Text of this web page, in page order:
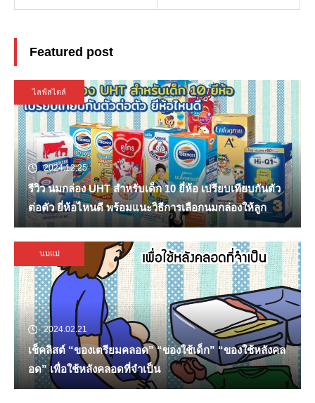
Featured post
ไลฟ์สไตล์
2024.12.25
รีวิว นมกล่อง UHT สำหรับเด็ก 10 ยี่ห้อ เปรียบเทียบกันตัว
ต่อตัว ยี่ห้อไหนดี พร้อมแนะวิธีการเลือกนมกล่องให้ลูก
นมแม่
2024.02.21
เช็คลิสต์ “ของเตรียมคลอด” “ของใช้เด็ก” “ของใช้หลังคล
อด” เพื่อใช้หลังคลอดที่จำเป็น